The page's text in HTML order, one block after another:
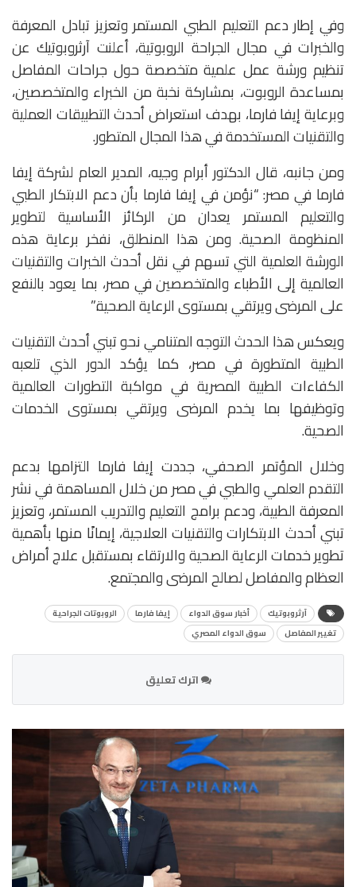
وفي إطار دعم التعليم الطبي المستمر وتعزيز تبادل المعرفة
والخبرات في مجال الجراحة الروبوتية، أعلنت آرثروبوتيك عن
تنظيم ورشة عمل علمية متخصصة حول جراحات المفاصل
بمساعدة الروبوت، بمشاركة نخبة من الخبراء والمتخصصين،
وبرعاية إيفا فارما، بهدف استعراض أحدث التطبيقات العملية
والتقنيات المستخدمة في هذا المجال المتطور.
ومن جانبه، قال الدكتور أبرام وجيه، المدير العام لشركة إيفا
فارما في مصر: “نؤمن في إيفا فارما بأن دعم الابتكار الطبي
والتعليم المستمر يعدان من الركائز الأساسية لتطوير
المنظومة الصحية. ومن هذا المنطلق، نفخر برعاية هذه
الورشة العلمية التي تسهم في نقل أحدث الخبرات والتقنيات
العالمية إلى الأطباء والمتخصصين في مصر، بما يعود بالنفع
على المرضى ويرتقي بمستوى الرعاية الصحية.”
ويعكس هذا الحدث التوجه المتنامي نحو تبني أحدث التقنيات
الطبية المتطورة في مصر، كما يؤكد الدور الذي تلعبه
الكفاءات الطبية المصرية في مواكبة التطورات العالمية
وتوظيفها بما يخدم المرضى ويرتقي بمستوى الخدمات
الصحية.
وخلال المؤتمر الصحفي، جددت إيفا فارما التزامها بدعم
التقدم العلمي والطبي في مصر من خلال المساهمة في نشر
المعرفة الطبية، ودعم برامج التعليم والتدريب المستمر، وتعزيز
تبني أحدث الابتكارات والتقنيات العلاجية، إيمانًا منها بأهمية
تطوير خدمات الرعاية الصحية والارتقاء بمستقبل علاج أمراض
العظام والمفاصل لصالح المرضى والمجتمع.
آرثروبوتيك أخبار سوق الدواء إيفا فارما
الروبوتات الجراحية
تغيير المفاصل
سوق الدواء المصري
اترك تعليق